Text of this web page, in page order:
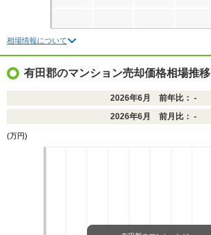
相場情報について
有田郡のマンション売却価格相場推移
2026年6月 前年比： -
2026年6月 前月比： -
(万円)